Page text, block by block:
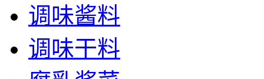
调味酱料
调味干料